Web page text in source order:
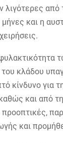
λιγότερες από
και η
κλάδου
κίνδυνο για
και από
προοπτικές,
και